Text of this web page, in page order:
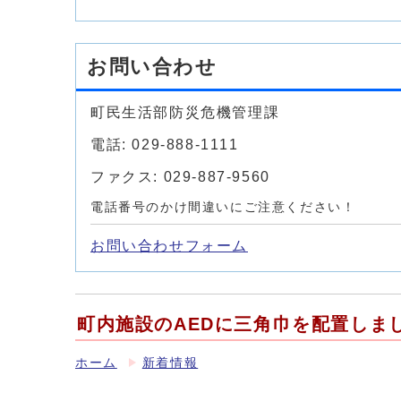
お問い合わせ
町民生活部防災危機管理課
電話: 029-888-1111
ファクス: 029-887-9560
電話番号のかけ間違いにご注意ください！
お問い合わせフォーム
町内施設のAEDに三角巾を配置しま
ホーム 新着情報